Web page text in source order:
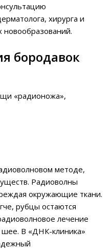
хирурга и
новообразований.
бородавок
«радионожа»,
методе,
Радиоволны
окружающие ткани.
рубцы остаются
лечение
шее. В «ДНК-клиника»